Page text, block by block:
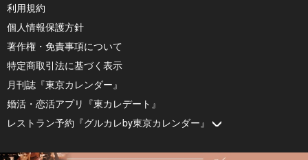
利用規約
個人情報保護方針
著作権・免責事項について
特定商取引法に基づく表示
月刊誌『東京カレンダー』
婚活・恋活アプリ『東カレデート』
レストラン予約『グルカレby東京カレンダー』